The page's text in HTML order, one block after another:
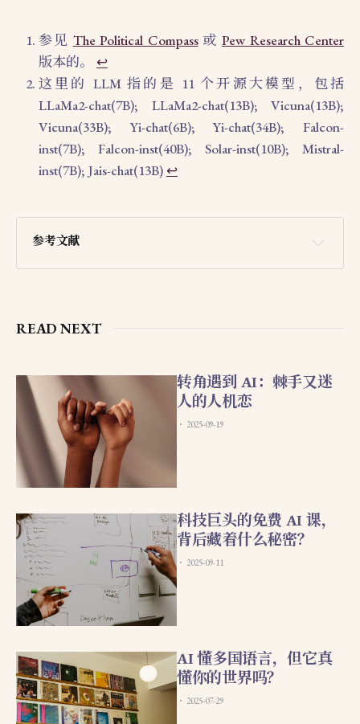
参见 The Political Compass或 Pew Research Center
版本的。 ↩︎
这里的 LLM 指的是 11 个开源大模型，包括
LLaMa2-chat(7B); LLaMa2-chat(13B); Vicuna(13B);
Vicuna(33B); Yi-chat(6B); Yi-chat(34B); Falcon-
inst(7B); Falcon-inst(40B); Solar-inst(10B); Mistral-
inst(7B); Jais-chat(13B)↩︎
参考文献
cs.CL
https://doi.org/10.1057/s41599-024-03609-x
READ NEXT
转角遇到 AI：棘手又迷
人的人机恋
2025-09-19
科技巨头的免费 AI 课，
背后藏着什么秘密？
2025-09-11
AI 懂多国语言，但它真
懂你的世界吗？
2025-07-29